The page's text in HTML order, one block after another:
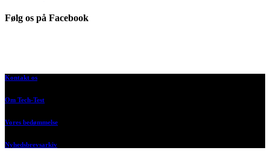
Følg os på Facebook
Kontakt os
Om Tech-Test
Vores bedømmelse
Nyhedsbrevsarkiv